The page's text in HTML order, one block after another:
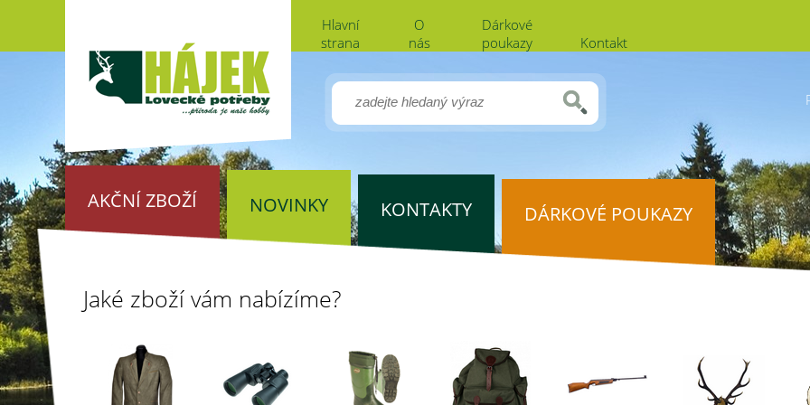
Hlavní
strana
O
nás
Dárkové
poukazy
Kontakt
AKČNÍ ZBOŽÍ NOVINKY KONTAKTY DÁRKOVÉ POUKAZY
Jaké zboží vám nabízíme?